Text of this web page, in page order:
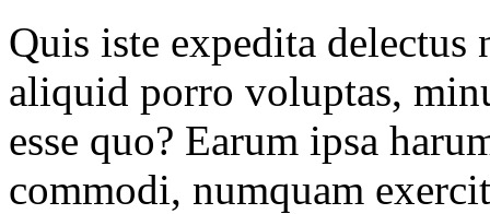
Quis iste expedita
aliquid porro voluptas,
esse quo? Earum ipsa
commodi, numquam